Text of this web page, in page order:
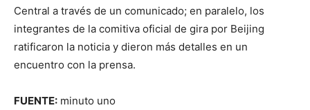
Central a través de un comunicado; en paralelo, los
integrantes de la comitiva oficial de gira por Beijing
ratificaron la noticia y dieron más detalles en un
encuentro con la prensa.
FUENTE: minuto uno